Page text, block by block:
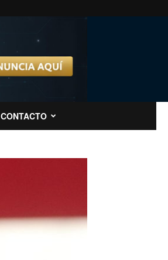
CONTACTO